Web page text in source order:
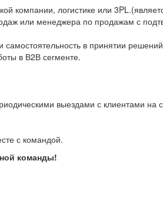
компании, логистике или
или менеджера по продажам с
самостоятельность в принятии
в В2В сегменте.
выездами с клиентами на
с командой.
команды!